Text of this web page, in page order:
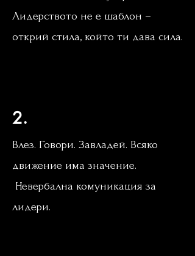
Лидерството не е шаблон –
открий стила, който ти дава сила.
2.
Влез. Говори. Завладей. Всяко
движение има значение.
Невербална комуникация за
лидери.